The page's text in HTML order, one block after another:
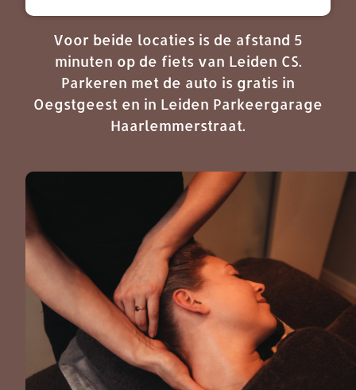
Voor beide locaties is de afstand 5
minuten op de fiets van Leiden CS.
Parkeren met de auto is gratis in
Oegstgeest en in Leiden Parkeergarage
Haarlemmerstraat.